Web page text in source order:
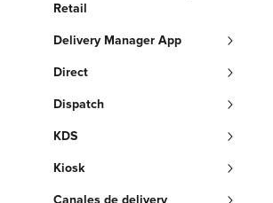
Retail
Delivery Manager App
Direct
Dispatch
KDS
Kiosk
Canales de delivery